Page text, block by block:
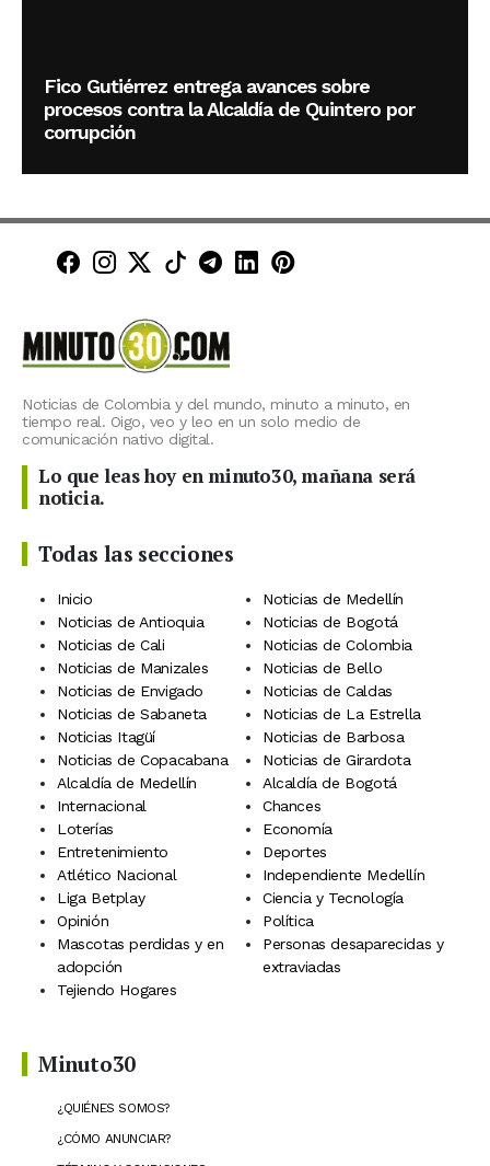
Fico Gutiérrez entrega avances sobre
procesos contra la Alcaldía de Quintero por
corrupción
Minuto30 en Facebook
Minuto30 en Instagram
Minuto30 en X (Twitter)
Minuto30 en TikTok
Canal de Minuto30 en
Minuto30 en LinkedIn
Minuto30 en
Noticias de Colombia y del mundo, minuto a minuto, en
tiempo real. Oigo, veo y leo en un solo medio de
comunicación nativo digital.
Lo que leas hoy en minuto30, mañana será
noticia.
Todas las secciones
Inicio
Noticias de Medellín
Noticias de Antioquia
Noticias de Bogotá
Noticias de Cali
Noticias de Colombia
Noticias de Manizales
Noticias de Bello
Noticias de Envigado
Noticias de Caldas
Noticias de Sabaneta
Noticias de La Estrella
Noticias Itagüí
Noticias de Barbosa
Noticias de Copacabana
Noticias de Girardota
Alcaldía de Medellín
Alcaldía de Bogotá
Internacional
Chances
Loterías
Economía
Entretenimiento
Deportes
Atlético Nacional
Independiente Medellín
Liga Betplay
Ciencia y Tecnología
Opinión
Política
Mascotas perdidas y en
adopción
Personas desaparecidas y
extraviadas
Tejiendo Hogares
Minuto30
¿QUIÉNES SOMOS?
¿CÓMO ANUNCIAR?